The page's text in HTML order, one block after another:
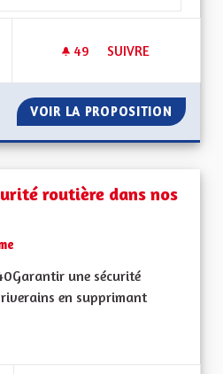
49 49 ABONNÉS
SUIVRE
VOIR LA PROPOSITION
routière dans nos
une sécurité
en supprimant
catégorie : Autres